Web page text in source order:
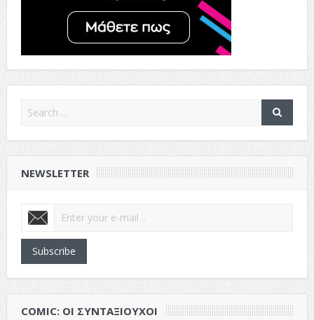
NEWSLETTER
Subscribe
COMIC: ΟΙ ΣΥΝΤΑΞΙΟΎΧΟΙ